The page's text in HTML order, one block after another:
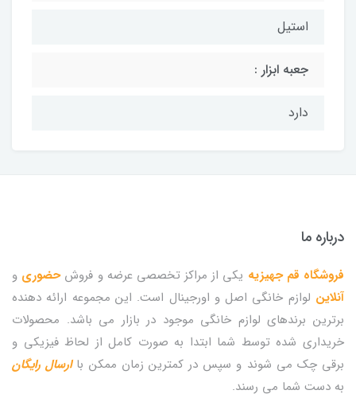
استیل
جعبه ابزار :
دارد
درباره ما
فروشگاه قم جهیزیه یکی از مراکز تخصصی عرضه و فروشحضوری و
آنلاین لوازم خانگی اصل و اورجینال است. این مجموعه ارائه دهنده
برترین برندهای لوازم خانگی موجود در بازار می باشد. محصولات
خریداری شده توسط شما ابتدا به صورت کامل از لحاظ فیزیکی و
برقی چک می شوند و سپس در کمترین زمان ممکن با ارسال رایگان
به دست شما می رسند.